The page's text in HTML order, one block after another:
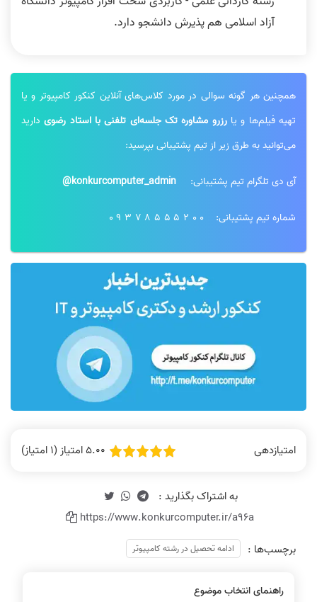
آزاد اسلامی هم پذیرش دانشجو دارد.
همچنین هر گونه سوالی در مورد کلاس‌های آنلاین کنکور کامپیوتر و یا
تهیه فیلم‌ها و یارزرو مشاوره تک جلسه‌ای تلفنی با استاد رضویدارید
می‌توانید به طرق زیر از تیم پشتیبانی بپرسید:
آی دی تلگرام تیم پشتیبانی: konkurcomputer_admin@
شماره تیم پشتیبانی: 09378555200
امتیازدهی 5.00 امتیاز (1 امتیاز)
https://www.konkurcomputer.ir/a96a
برچسب‌ها :
ادامه تحصیل در رشته کامپیوتر
راهنمای انتخاب موضوع